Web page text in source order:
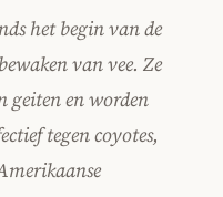
het begin van de
van vee. Ze
geiten en worden
tegen coyotes,